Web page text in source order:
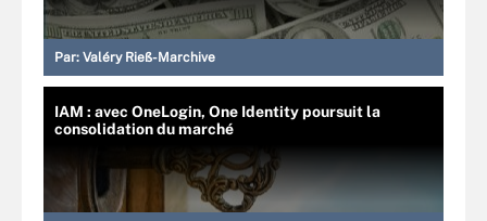
Par: Valéry Rieß-Marchive
IAM : avec OneLogin, One Identity poursuit la
consolidation du marché